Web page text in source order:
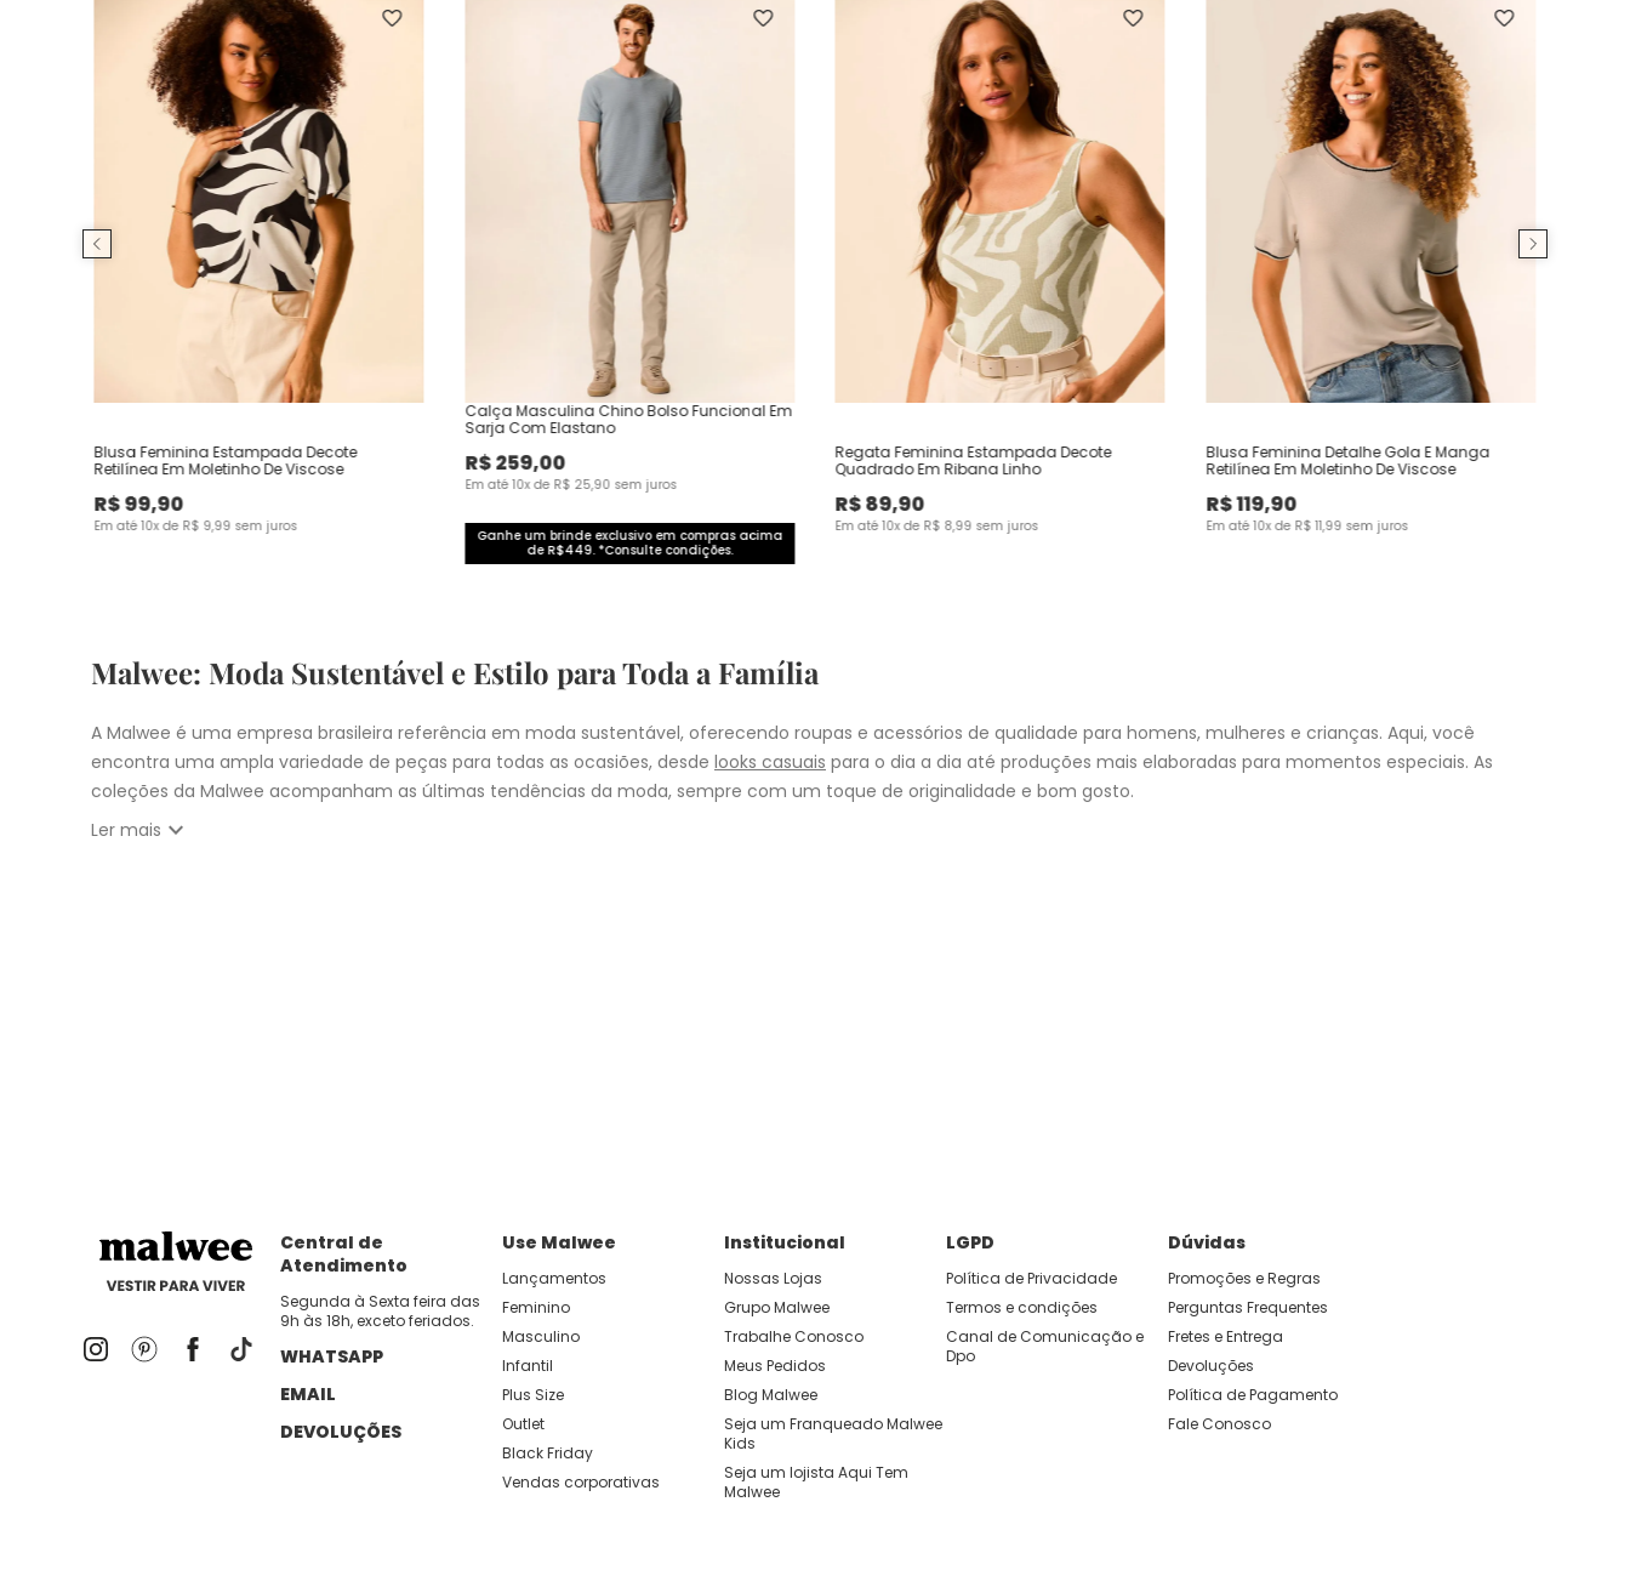
Blusa Feminina Estampada Decote
Retilínea Em Moletinho De Viscose
R$99,90
Em até10x de R$ 9,99 sem juros
Calça Masculina Chino Bolso Funcional Em
Sarja Com Elastano
R$259,00
Em até10x de R$ 25,90 sem juros
Ganhe um brinde exclusivo em compras acima
de R$449. *Consulte condições.
Regata Feminina Estampada Decote
Quadrado Em Ribana Linho
R$89,90
Em até10x de R$ 8,99 sem juros
Blusa Feminina Detalhe Gola E Manga
Retilínea Em Moletinho De Viscose
R$119,90
Em até10x de R$ 11,99 sem juros
Malwee: Moda Sustentável e Estilo para Toda a Família
A Malwee é uma empresa brasileira referência em moda sustentável, oferecendo roupas e acessórios de qualidade para homens, mulheres e crianças. Aqui, você
encontra uma ampla variedade de peças para todas as ocasiões, desde looks casuais para o dia a dia até produções mais elaboradas para momentos especiais. As
coleções da Malwee acompanham as últimas tendências da moda, sempre com um toque de originalidade e bom gosto.
Ler mais expand_more
Central de
Atendimento
Segunda à Sexta feira das
9h às 18h, exceto feriados.
WHATSAPP
EMAIL
DEVOLUÇÕES
Use Malwee
Lançamentos
Feminino
Masculino
Infantil
Plus Size
Outlet
Black Friday
Vendas corporativas
Institucional
Nossas Lojas
Grupo Malwee
Trabalhe Conosco
Meus Pedidos
Blog Malwee
Seja um Franqueado Malwee
Kids
Seja um lojista Aqui Tem
Malwee
LGPD
Política de Privacidade
Termos e condições
Canal de Comunicação e
Dpo
Dúvidas
Promoções e Regras
Perguntas Frequentes
Fretes e Entrega
Devoluções
Política de Pagamento
Fale Conosco